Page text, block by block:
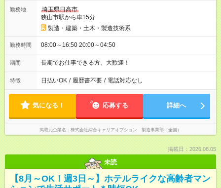
勤務地
埼玉県日高市
狭山市駅から車15分
製造・建築・土木・製造技術系
勤務時間 08:00～16:50 20:00～04:50
期間 長期でお仕事できる方、大歓迎！
特徴 日払いOK / 履歴書不要 / 電話対応なし
気になる！ 応募する 詳細へ
掲載元企業名 株式会社綜合キャリアオプション 製造事業部（全国）
掲載日：2026.08.05
未読
【8月～OK！週3日～】ホテルライクな高齢者マン